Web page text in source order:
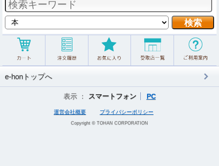
e-honトップへ
表示 ： スマートフォン PC
運営会社概要 プライバシーポリシー
Copyright © TOHAN CORPORATION